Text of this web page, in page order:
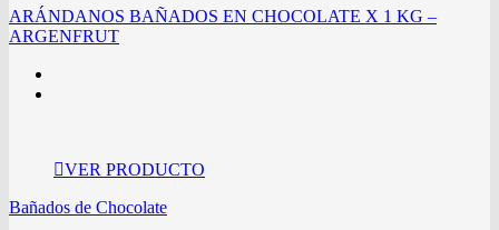
ARÁNDANOS BAÑADOS EN CHOCOLATE X 1 KG –
ARGENFRUT
VER PRODUCTO
Bañados de Chocolate